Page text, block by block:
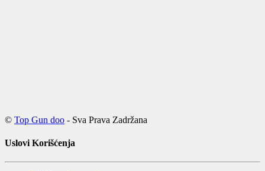
© Top Gun doo - Sva Prava Zadržana
Uslovi Korišćenja